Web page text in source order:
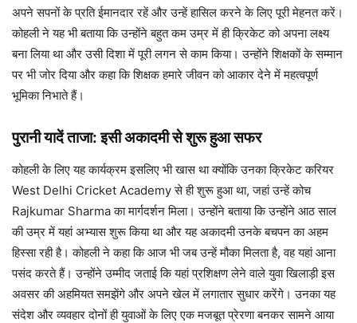
अपने सपनों के प्रति ईमानदार रहें और उन्हें हासिल करने के लिए पूरी मेहनत करें।
कोहली ने यह भी बताया कि उन्होंने बहुत कम उम्र में ही क्रिकेट को अपना लक्ष्य
बना लिया था और उसी दिशा में पूरी लगन से काम किया। उन्होंने शिक्षकों के सम्मान
पर भी जोर दिया और कहा कि शिक्षक हमारे जीवन को आकार देने में महत्वपूर्ण
भूमिका निभाते हैं।
पुरानी यादें ताजा: इसी अकादमी से शुरू हुआ सफर
कोहली के लिए यह कार्यक्रम इसलिए भी खास था क्योंकि उनका क्रिकेट करियर
West Delhi Cricket Academy से ही शुरू हुआ था, जहां उन्हें कोच
Rajkumar Sharma का मार्गदर्शन मिला। उन्होंने बताया कि उन्होंने आठ साल
की उम्र में यहां अभ्यास शुरू किया था और यह अकादमी उनके बचपन का अहम
हिस्सा रही है। कोहली ने कहा कि आज भी जब उन्हें मौका मिलता है, वह यहां आना
पसंद करते हैं। उन्होंने उम्मीद जताई कि यहां प्रशिक्षण लेने वाले युवा खिलाड़ी इस
अवसर की अहमियत समझेंगे और अपने खेल में लगातार सुधार करेंगे। उनका यह
संदेश और व्यवहार दोनों ही युवाओं के लिए एक मजबूत प्रेरणा बनकर सामने आया